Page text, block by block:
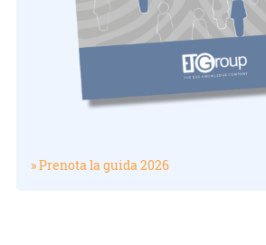
» Prenota la guida 2026